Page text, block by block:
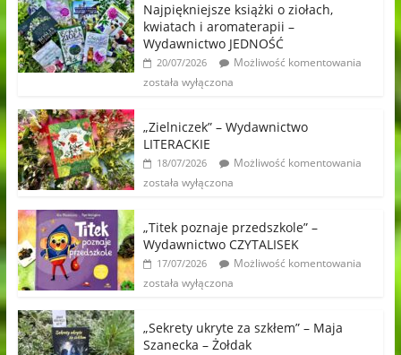
Najpiękniejsze książki o ziołach,
kwiatach i aromaterapii –
Wydawnictwo JEDNOŚĆ
20/07/2026
Możliwość komentowania
została wyłączona
„Zielniczek” – Wydawnictwo
LITERACKIE
18/07/2026
Możliwość komentowania
została wyłączona
„Titek poznaje przedszkole” –
Wydawnictwo CZYTALISEK
17/07/2026
Możliwość komentowania
została wyłączona
„Sekrety ukryte za szkłem” – Maja
Szanecka – Żołdak